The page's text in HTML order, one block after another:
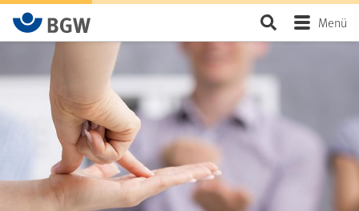
Zum Hauptinhalt springen SeiteMenü